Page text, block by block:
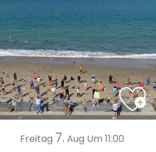
Freitag 7. Aug Um 11:00